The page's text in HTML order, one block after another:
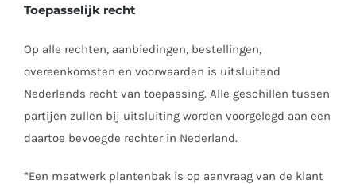
Toepasselijk recht
Op alle rechten, aanbiedingen, bestellingen,
overeenkomsten en voorwaarden is uitsluitend
Nederlands recht van toepassing. Alle geschillen tussen
partijen zullen bij uitsluiting worden voorgelegd aan een
daartoe bevoegde rechter in Nederland.
*Een maatwerk plantenbak is op aanvraag van de klant